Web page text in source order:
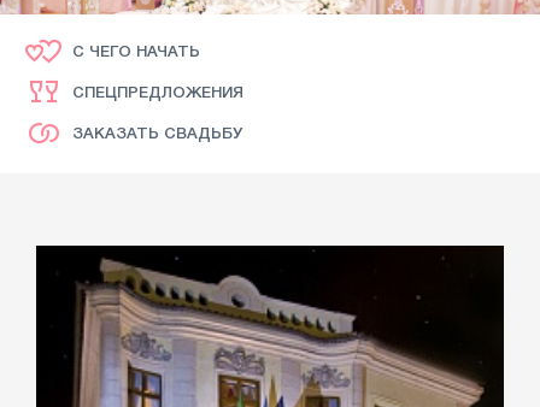
С ЧЕГО НАЧАТЬ
СПЕЦПРЕДЛОЖЕНИЯ
ЗАКАЗАТЬ СВАДЬБУ